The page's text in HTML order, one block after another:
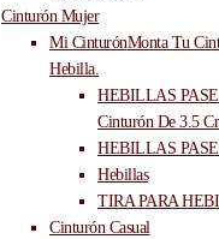
Cinturón Mujer
Mi CinturónMonta Tu
Hebilla.
HEBILLAS
Cinturón De 3.5
HEBILLAS
Hebillas
TIRA PARA
Cinturón Casual